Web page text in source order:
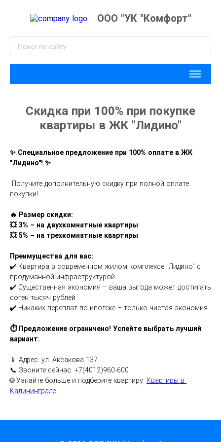
ООО "УК "Комфорт"
Скидка при 100% при покупке
квартиры в ЖК "Лидино"
✨ Специальное предложение при 100% оплате в ЖК
"Лидино"! ✨
Получите дополнительную скидку при полной оплате
покупки!
🔥 Размер скидки:
💥 3% – на двухкомнатные квартиры
💥 5% – на трехкомнатные квартиры
Преимущества для вас:
✔️ Квартира в современном жилом комплексе "Лидино" с
продуманной инфраструктурой
✔️ Существенная экономия – ваша выгода может достигать
сотен тысяч рублей
✔️ Никаких переплат по ипотеке – только чистая экономия
⏱ Предложение ограничено! Успейте выбрать лучший
вариант.
📱 Адрес: ул. Аксакова 137
📞 Звоните сейчас: +7(4012)960-600
🌐 Узнайте больше и подберите квартиру: Квартиры в
Калининграде